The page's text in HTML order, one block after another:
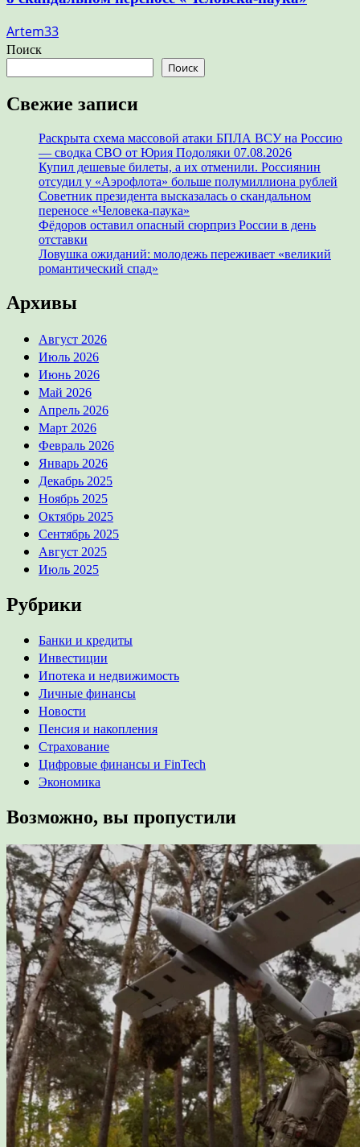
Artem33
Поиск
Поиск
Свежие записи
Раскрыта схема массовой атаки БПЛА ВСУ на Россию
— сводка СВО от Юрия Подоляки 07.08.2026
Купил дешевые билеты, а их отменили. Россиянин
отсудил у «Аэрофлота» больше полумиллиона рублей
Советник президента высказалась о скандальном
переносе «Человека-паука»
Фёдоров оставил опасный сюрприз России в день
отставки
Ловушка ожиданий: молодежь переживает «великий
романтический спад»
Архивы
Август 2026
Июль 2026
Июнь 2026
Май 2026
Апрель 2026
Март 2026
Февраль 2026
Январь 2026
Декабрь 2025
Ноябрь 2025
Октябрь 2025
Сентябрь 2025
Август 2025
Июль 2025
Рубрики
Банки и кредиты
Инвестиции
Ипотека и недвижимость
Личные финансы
Новости
Пенсия и накопления
Страхование
Цифровые финансы и FinTech
Экономика
Возможно, вы пропустили